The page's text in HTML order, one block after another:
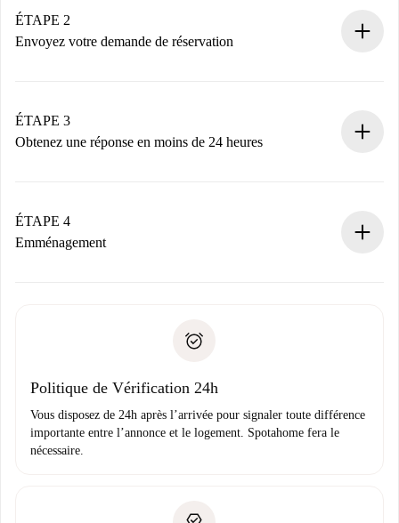
Vous disposez à l’avance de toutes les informations
nécessaires.
ÉTAPE 2
Envoyez votre demande de réservation
Nous ne vous facturerons rien tant que le propriétaire
n’aura pas accepté.
ÉTAPE 3
Obtenez une réponse en moins de 24 heures
contact avec le propriétaire.
Si refusé : aucun prélèvement et nous vous proposerons
Justificatif de solvabilité
ÉTAPE 4
Emménagement
uniquement si aucun problème n'est signalé.
Politique de Vérification 24h
Vous disposez de 24h après l’arrivée pour signaler toute différence
importante entre l’annonce et le logement. Spotahome fera le
nécessaire.